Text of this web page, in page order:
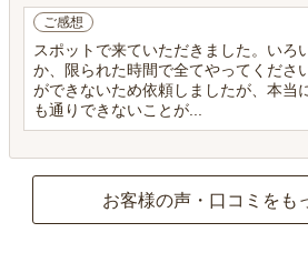
ご感想
スポットで来ていただきました。いろ
か、限られた時間で全てやってくださ
ができないため依頼しましたが、本当
も通りできないことが...
お客様の声・口コミをも